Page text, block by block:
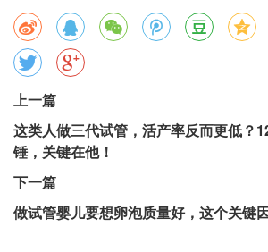
上一篇
这类人做三代试管，活产率反而更低？
锤，关键在他！
下一篇
做试管婴儿要想卵泡质量好，这个关键